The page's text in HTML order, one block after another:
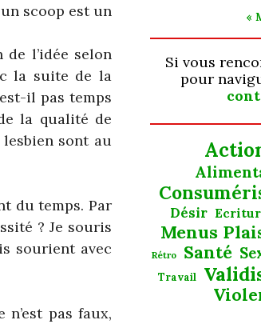
scoop est un
de l’idée selon
la suite de la
il pas temps
la qualité de
sont au
du temps. Par
? Je souris
sourient avec
pas faux,
«
Si vous
pour
Désir
Menus
Rétro
Santé
Travail